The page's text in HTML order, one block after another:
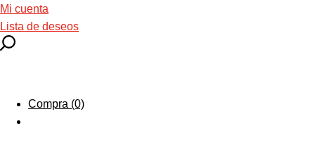
Mi cuenta
Lista de deseos
Compra (0)